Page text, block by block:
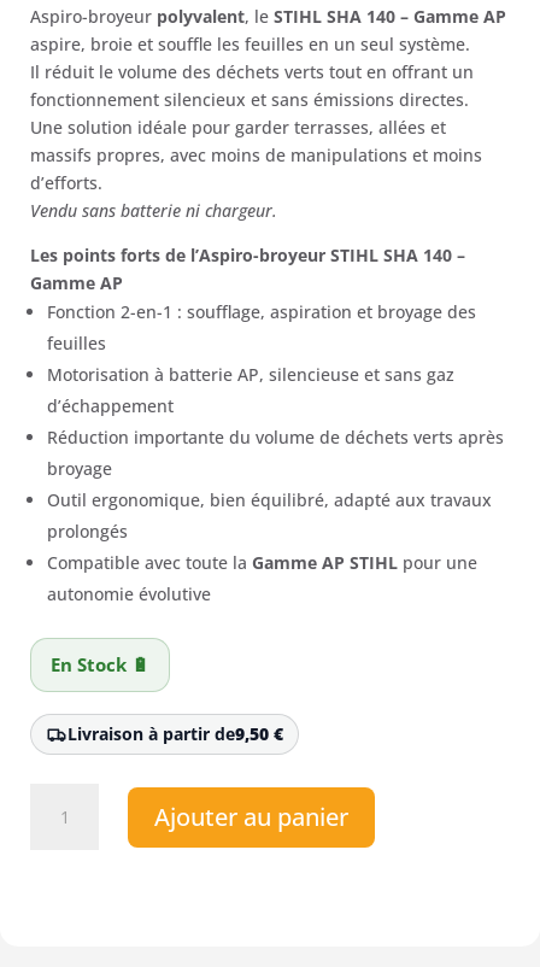
était :
379,00 €.
est :
294,00 €.
Aspiro-broyeur polyvalent, le STIHL SHA 140 – Gamme AP
aspire, broie et souffle les feuilles en un seul système.
Il réduit le volume des déchets verts tout en offrant un
fonctionnement silencieux et sans émissions directes.
Une solution idéale pour garder terrasses, allées et
massifs propres, avec moins de manipulations et moins
d’efforts.
Vendu sans batterie ni chargeur.
Les points forts de l’Aspiro-broyeur STIHL SHA 140 –
Gamme AP
Fonction 2-en-1 : soufflage, aspiration et broyage des
feuilles
Motorisation à batterie AP, silencieuse et sans gaz
d’échappement
Réduction importante du volume de déchets verts après
broyage
Outil ergonomique, bien équilibré, adapté aux travaux
prolongés
Compatible avec toute la Gamme AP STIHL pour une
autonomie évolutive
En Stock 🔋
Livraison à partir de9,50 €
Ajouter au panier